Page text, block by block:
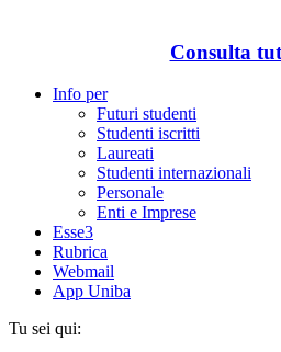
Consulta
Info per
Futuri studenti
Studenti iscritti
Laureati
Studenti internazionali
Personale
Enti e Imprese
Esse3
Rubrica
Webmail
App Uniba
Tu sei qui: